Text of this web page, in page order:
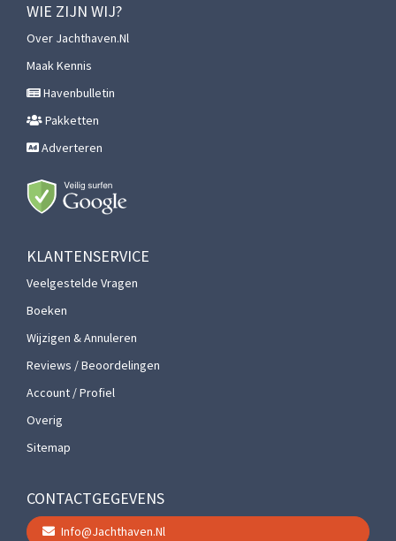
WIE ZIJN WIJ?
Over Jachthaven.nl
Maak Kennis
Havenbulletin
Pakketten
Adverteren
KLANTENSERVICE
Veelgestelde Vragen
Boeken
Wijzigen & Annuleren
Reviews / Beoordelingen
Account / Profiel
Overig
Sitemap
CONTACTGEGEVENS
Info@jachthaven.nl